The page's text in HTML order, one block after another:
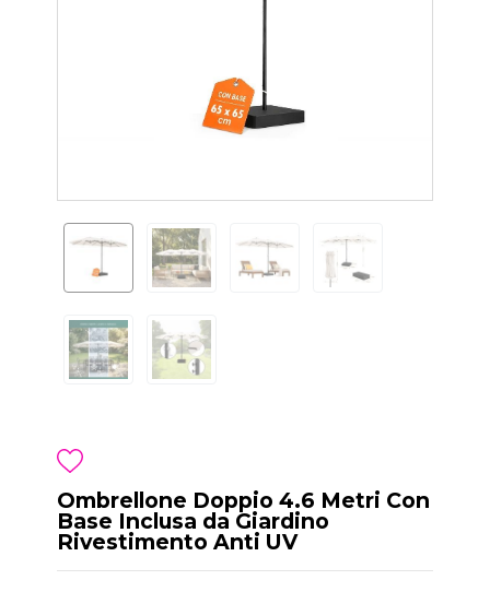
Ombrellone Doppio 4.6 Metri Con
Base Inclusa da Giardino
Rivestimento Anti UV